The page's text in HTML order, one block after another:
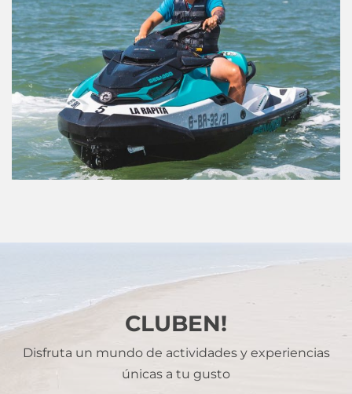
CLUBEN!
Disfruta un mundo de actividades y experiencias
únicas a tu gusto